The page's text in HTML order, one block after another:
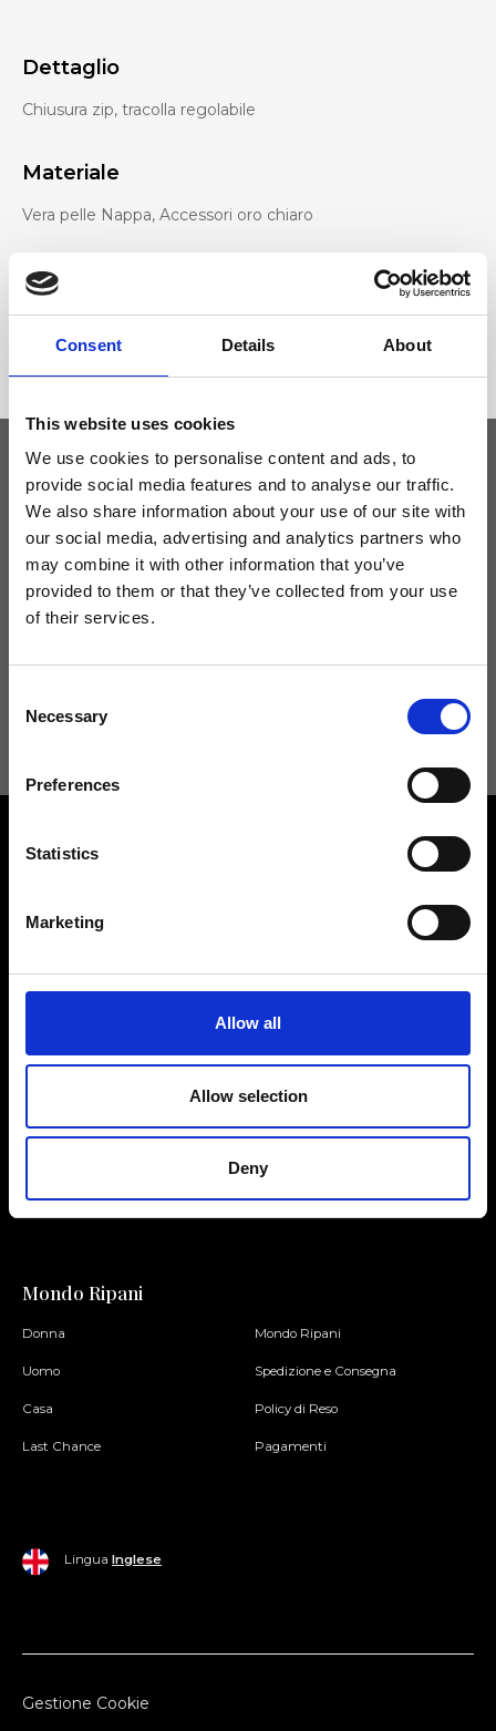
Consent Details About
This website uses cookies
We use cookies to personalise content and ads, to
provide social media features and to analyse our traffic.
We also share information about your use of our site with
our social media, advertising and analytics partners who
may combine it with other information that you’ve
provided to them or that they’ve collected from your use
of their services.
Selection
Necessary
Preferences
Statistics
Marketing
Allow all
Allow selection
Deny
Dettaglio
Chiusura zip, tracolla regolabile
Materiale
Vera pelle Nappa, Accessori oro chiaro
Dimensione
38 x 30 x 11cm (l x a x p)
Tieniti aggiornato
Non perdere le novità di Ripani, iscriviti alla newsletter!
Acconsento a ricevere novità e promo da Ripani. Per maggiori
informazioni consulta la
Cerca un negozio
richieste
Mondo Ripani
Donna
Uomo
Casa
Last Chance
Mondo Ripani
Spedizione e Consegna
Policy di Reso
Pagamenti
Lingua Inglese
Gestione Cookie